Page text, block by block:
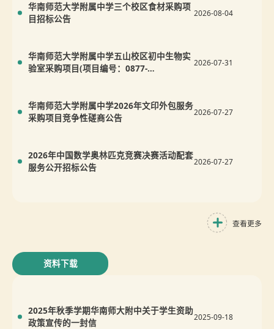
华南师范大学附属中学三个校区食材采购项
目招标公告
2026-08-04
华南师范大学附属中学五山校区初中生物实
验室采购项目(项目编号：0877-
2026-07-31
华南师范大学附属中学2026年文印外包服务
采购项目竞争性磋商公告
2026-07-27
2026年中国数学奥林匹克竞赛决赛活动配套
服务公开招标公告
2026-07-27
查看更多
资料下载
2025年秋季学期华南师大附中关于学生资助
政策宣传的一封信
2025-09-18